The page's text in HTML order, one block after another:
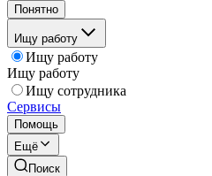
Понятно
Ищу работу
Ищу работу
Ищу работу
Ищу сотрудника
Сервисы
Помощь
Ещё
Поиск